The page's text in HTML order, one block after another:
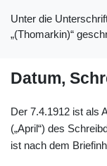
Unter die
„(Thomarkin)“
Datum,
Der 7.4.1912 ist als
(„April“) des
ist nach dem